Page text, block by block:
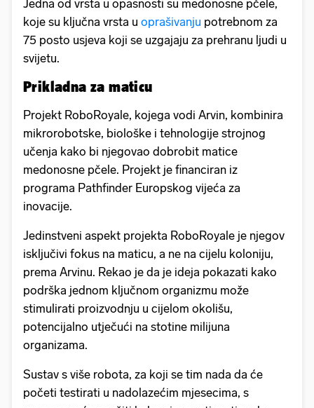
Jedna od vrsta u opasnosti su medonosne pčele,
koje su ključna vrsta u oprašivanju potrebnom za
75 posto usjeva koji se uzgajaju za prehranu ljudi u
svijetu.
Prikladna za maticu
Projekt RoboRoyale, kojega vodi Arvin, kombinira
mikrorobotske, biološke i tehnologije strojnog
učenja kako bi njegovao dobrobit matice
medonosne pčele. Projekt je financiran iz
programa Pathfinder Europskog vijeća za
inovacije.
Jedinstveni aspekt projekta RoboRoyale je njegov
isključivi fokus na maticu, a ne na cijelu koloniju,
prema Arvinu. Rekao je da je ideja pokazati kako
podrška jednom ključnom organizmu može
stimulirati proizvodnju u cijelom okolišu,
potencijalno utječući na stotine milijuna
organizama.
Sustav s više robota, za koji se tim nada da će
početi testirati u nadolazećim mjesecima, s